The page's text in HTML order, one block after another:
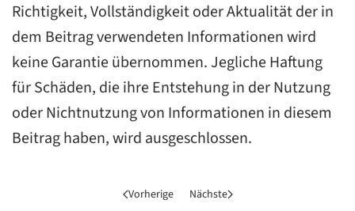
Richtigkeit, Vollständigkeit oder Aktualität der in
dem Beitrag verwendeten Informationen wird
keine Garantie übernommen. Jegliche Haftung
für Schäden, die ihre Entstehung in der Nutzung
oder Nichtnutzung von Informationen in diesem
Beitrag haben, wird ausgeschlossen.
Vorherige Nächste